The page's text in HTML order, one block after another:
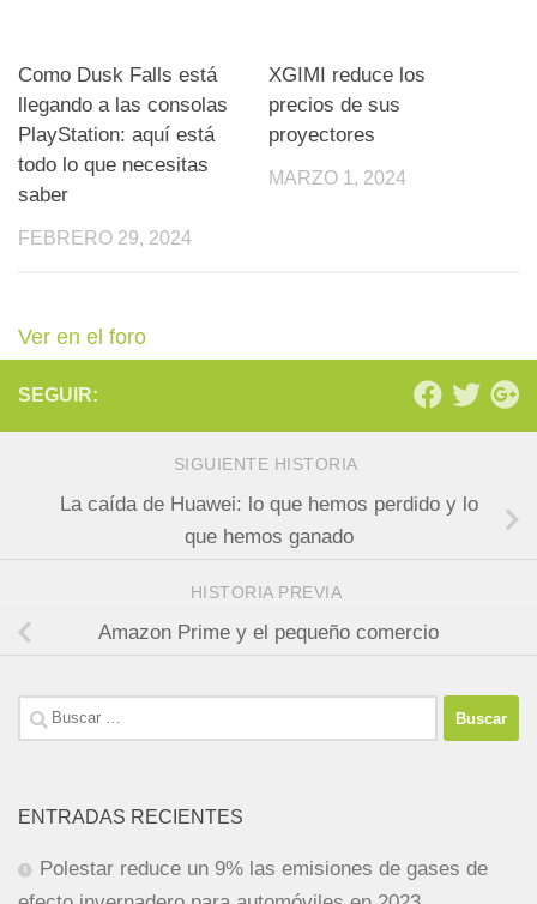
Como Dusk Falls está
llegando a las consolas
PlayStation: aquí está
todo lo que necesitas
saber
FEBRERO 29, 2024
XGIMI reduce los
precios de sus
proyectores
MARZO 1, 2024
Ver en el foro
SEGUIR:
SIGUIENTE HISTORIA
La caída de Huawei: lo que hemos perdido y lo
que hemos ganado
HISTORIA PREVIA
Amazon Prime y el pequeño comercio
Buscar:
ENTRADAS RECIENTES
Polestar reduce un 9% las emisiones de gases de